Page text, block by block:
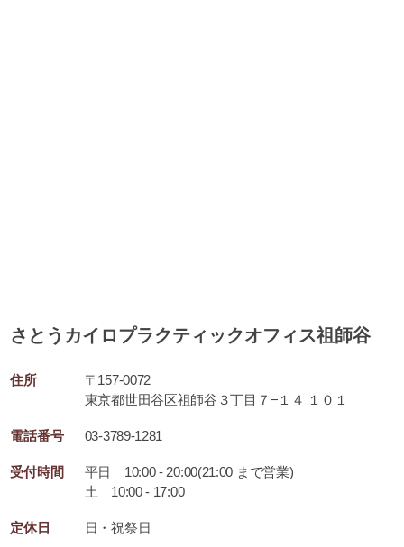
さとうカイロプラクティックオフィス祖師谷
住所
〒157-0072
東京都世田谷区祖師谷３丁目７−１４ １０１
電話番号 03-3789-1281
受付時間
平日 10:00 - 20:00(21:00 まで営業)
土 10:00 - 17:00
定休日 日・祝祭日